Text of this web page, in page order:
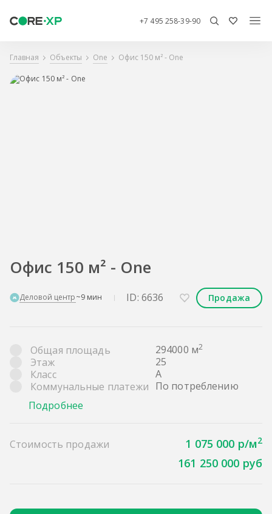
+7 495 258-39-90
Главная Объекты One Офис 150 м² - One
Офис 150 м² - One
Деловой центр~9 мин ID: 6636 Продажа
Общая площадь 294000 м2
Этаж
25
Класс
A
Коммунальные платежи По потреблению
Подробнее
Стоимость продажи 1 075 000 р/м2
161 250 000 руб